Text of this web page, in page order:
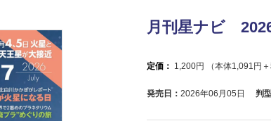
月刊星ナビ
定価： 1,200円 （本体1,091 円＋
発売日： 2026年06月05日 判